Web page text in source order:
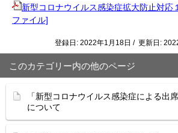
新型コロナウイルス感染症拡大防止対応
ファイル]
登録日: 2022年1月18日 / 更新日:
このカテゴリー内の他のページ
「新型コロナウイルス感染症による出
について